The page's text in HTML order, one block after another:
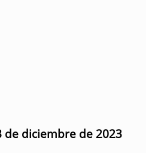
de diciembre de 2023